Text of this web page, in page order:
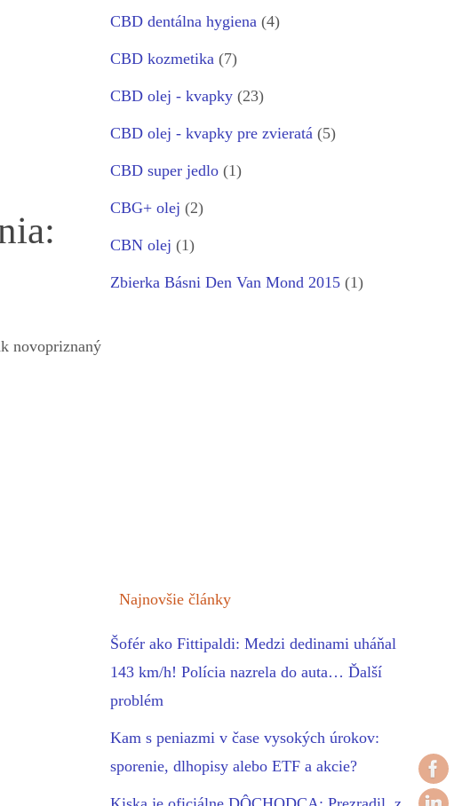
novopriznaný
CBD dentálna hygiena (4)
CBD kozmetika (7)
CBD olej - kvapky (23)
CBD olej - kvapky pre zvieratá (5)
CBD super jedlo (1)
CBG+ olej (2)
CBN olej (1)
Zbierka Básni Den Van Mond 2015 (1)
Najnovšie články
Šofér ako Fittipaldi: Medzi dedinami uháňal
143 km/h! Polícia nazrela do auta… Ďalší
problém
Kam s peniazmi v čase vysokých úrokov:
sporenie, dlhopisy alebo ETF a akcie?